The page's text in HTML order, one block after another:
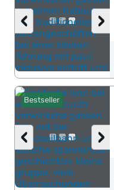
›
‹
Bestseller
›
‹